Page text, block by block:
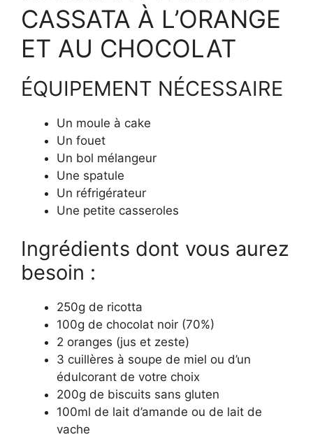
CASSATA À L’ORANGE
ET AU CHOCOLAT
ÉQUIPEMENT NÉCESSAIRE
Un moule à cake
Un fouet
Un bol mélangeur
Une spatule
Un réfrigérateur
Une petite casseroles
Ingrédients dont vous aurez
besoin :
250g de ricotta
100g de chocolat noir (70%)
2 oranges (jus et zeste)
3 cuillères à soupe de miel ou d’un
édulcorant de votre choix
200g de biscuits sans gluten
100ml de lait d’amande ou de lait de
vache